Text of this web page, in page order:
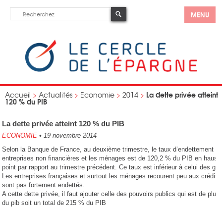
MENU
Accueil > Actualités > Economie > 2014 > La dette privée atteint
120 % du PIB
La dette privée atteint 120 % du PIB
ECONOMIE • 19 novembre 2014
Selon la Banque de France, au deuxième trimestre, le taux d’endettement
entreprises non financières et les ménages est de 120,2 % du PIB en
point par rapport au trimestre précédent. Ce taux est inférieur à celui des
Les entreprises françaises et surtout les ménages recourent peu aux
sont pas fortement endettés.
A cette dette privée, il faut ajouter celle des pouvoirs publics qui est de plus
du pib soit un total de 215 % du PIB